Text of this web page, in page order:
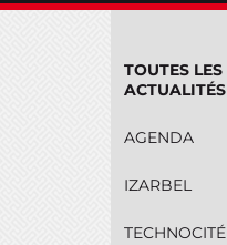
TOUTES LES
ACTUALITÉS
AGENDA
IZARBEL
TECHNOCITÉ